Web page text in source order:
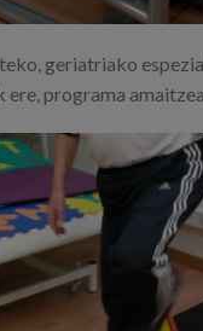
geriatriako
programa